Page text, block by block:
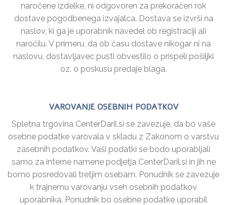
naročene izdelke, ni odgovoren za prekoračen rok
dostave pogodbenega izvajalca. Dostava se izvrši na
naslov, ki ga je uporabnik navedel ob registraciji ali
naročilu. V primeru, da ob času dostave nikogar ni na
naslovu, dostavljavec pusti obvestilo o prispeli pošiljki
oz. o poskusu predaje blaga.
VAROVANJE OSEBNIH PODATKOV
Spletna trgovina CenterDaril.si se zavezuje, da bo vaše
osebne podatke varovala v skladu z Zakonom o varstvu
zasebnih podatkov. Vaši podatki se bodo uporabljali
samo za interne namene podjetja CenterDaril.si in jih ne
bomo posredovali tretjim osebam. Ponudnik se zavezuje
k trajnemu varovanju vseh osebnih podatkov
uporabnika. Ponudnik bo osebne podatke uporabil